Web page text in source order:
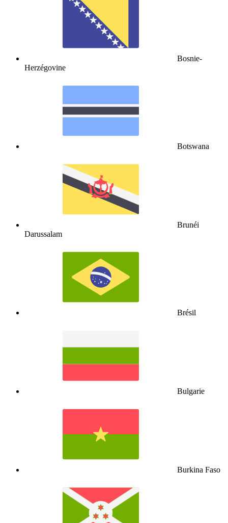
Bosnie-
Herzégovine
Botswana
Brunéi
Darussalam
Brésil
Bulgarie
Burkina Faso